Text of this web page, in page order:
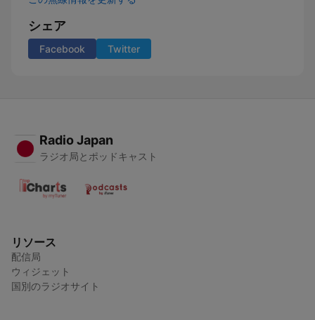
シェア
Facebook Twitter
Radio Japan
ラジオ局とポッドキャスト
リソース
配信局
ウィジェット
国別のラジオサイト